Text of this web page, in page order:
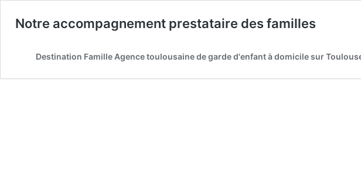
Notre accompagnement prestataire des familles
Destination Famille Agence toulousaine de garde d'enfant à domicile sur